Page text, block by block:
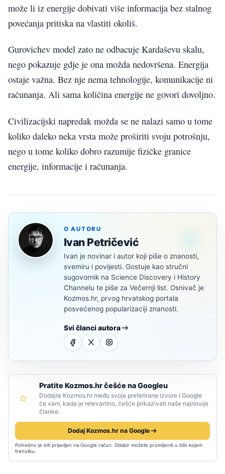
može li iz energije dobivati više informacija bez stalnog
povećanja pritiska na vlastiti okoliš.
Gurovichev model zato ne odbacuje Kardaševu skalu,
nego pokazuje gdje je ona možda nedovršena. Energija
ostaje važna. Bez nje nema tehnologije, komunikacije ni
računanja. Ali sama količina energije ne govori dovoljno.
Civilizacijski napredak možda se ne nalazi samo u tome
koliko daleko neka vrsta može proširiti svoju potrošnju,
nego u tome koliko dobro razumije fizičke granice
energije, informacije i računanja.
O AUTORU
Ivan Petričević
Ivan je novinar i autor koji piše o znanosti,
svemiru i povijesti. Gostuje kao stručni
sugovornik na Science Discovery i History
Channelu te piše za Večernji list. Osnivač je
Kozmos.hr, prvog hrvatskog portala
posvećenog popularizaciji znanosti.
Svi članci autora
Pratite Kozmos.hr češće na Googleu
Dodajte Kozmos.hr među svoje preferirane izvore i Google
će vam, kada je relevantno, češće prikazivati naše najnovije
članke.
Dodaj Kozmos.hr na Google
Potrebno je biti prijavljen na Google račun. Odabir možete promijeniti u bilo kojem
trenutku.